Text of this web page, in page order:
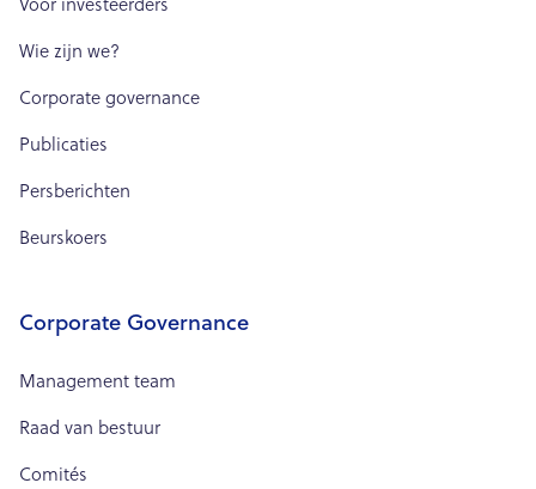
Voor investeerders
Wie zijn we?
Corporate governance
Publicaties
Persberichten
Beurskoers
Corporate Governance
Management team
Raad van bestuur
Comités